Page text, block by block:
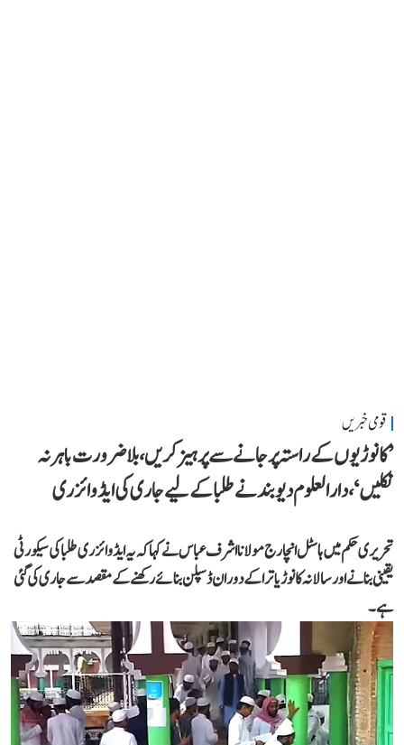
قومی خبریں
’کانوڑیوں کے راستہ پر جانے سے پرہیز کریں، بلاضرورت باہر نہ
نکلیں‘، دارالعلوم دیوبند نے طلبا کے لیے جاری کی ایڈوائزری
تحریری حکم میں ہاسٹل انچارج مولانا اشرف عباس نے کہا کہ یہ ایڈوائزری طلبا کی سیکورٹی
یقینی بنانے اور سالانہ کانوڑ یاترا کے دوران ڈسپلن بنائے رکھنے کے مقصد سے جاری کی گئی
ہے۔